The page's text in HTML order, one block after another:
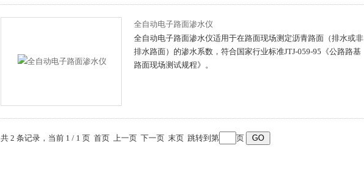
全自动电子路面渗水仪
全自动电子路面渗水仪适用于在路面现场测定沥青路面（排水或非
排水路面）的渗水系数，符合国家行业标准JTJ-059-95《公路路基
路面现场测试规程》。
共 2 条记录，当前 1 / 1 页 首页 上一页 下一页 末页 跳转到第 页